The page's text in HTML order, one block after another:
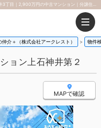
介＋（株式会社アークレスト） 物件
ョン上石神井第２
MAPで確認